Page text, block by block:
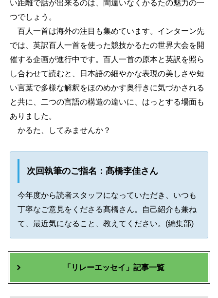
い距離で話が出来るのは、間違いなくかるたの魅力の一
つでしょう。
百人一首は海外の注目も集めています。インターン先
では、英訳百人一首を使った競技かるたの世界大会を開
催する企画が進行中です。百人一首の原本と英訳を照ら
し合わせて読むと、日本語の細やかな表現の美しさや短
い言葉で多様な解釈をほのめかす奥行きに気づかされる
と共に、二つの言語の構造の違いに、はっとする場面も
ありました。
かるた、してみませんか？
次回執筆のご指名：髙橋李佳さん
今年度から読者スタッフになっていただき、いつも
丁寧なご意見をくださる髙橋さん。自己紹介も兼ね
て、最近気になること、教えてください。(編集部)
「リレーエッセイ」記事一覧